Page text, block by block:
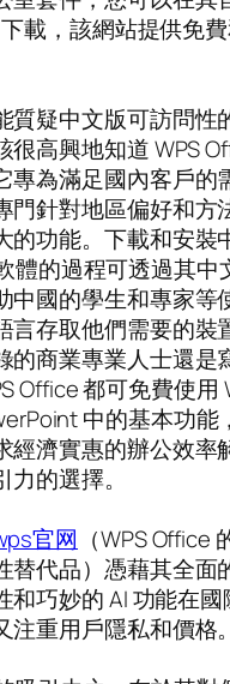
載，該網站提供免
質疑中文版可訪問性
很高興地知道 WPS
專為滿足國內客戶的
門針對地區偏好和方
的功能。下載和安裝
體的過程可透過其中
中國的學生和專家等
言存取他們需要的裝
的商業專業人士還是
Office 都可免費使用
中的基本功能
經濟實惠的辦公效率
的選擇。
官网 （WPS Office
替代品）憑藉其全面
和巧妙的 AI 功能在
重用戶隱私和價格。